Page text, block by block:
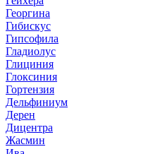
Георгина
Гибискус
Гипсофила
Гладиолус
Глициния
Глоксиния
Гортензия
Дельфиниум
Дерен
Дицентра
Жасмин